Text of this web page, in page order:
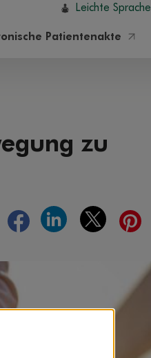
Leichte Sprache
Patientenakte
zu